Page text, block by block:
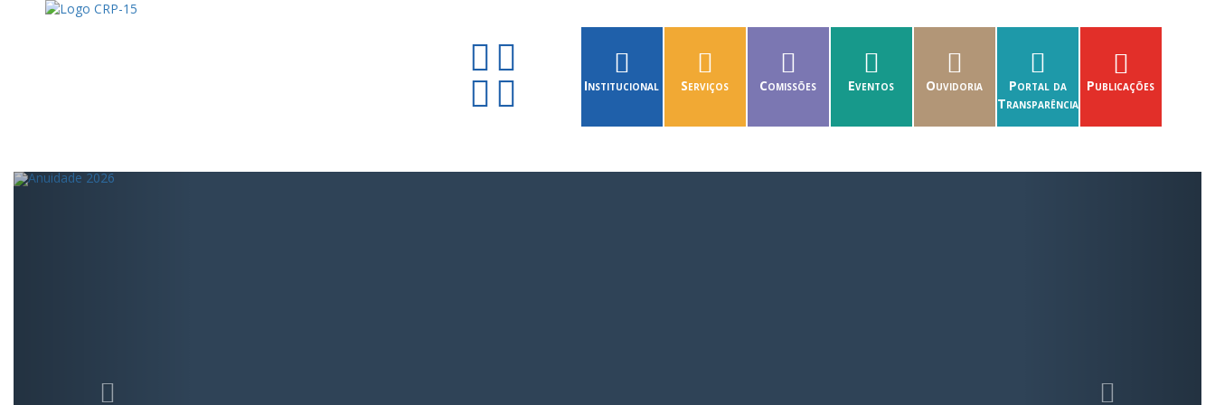
Institucional Serviços Comissões Eventos Ouvidoria
Portal da
Transparência
Publicações